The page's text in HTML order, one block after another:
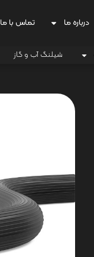
درباره ما تماس با ما
شیلنگ آب و گاز